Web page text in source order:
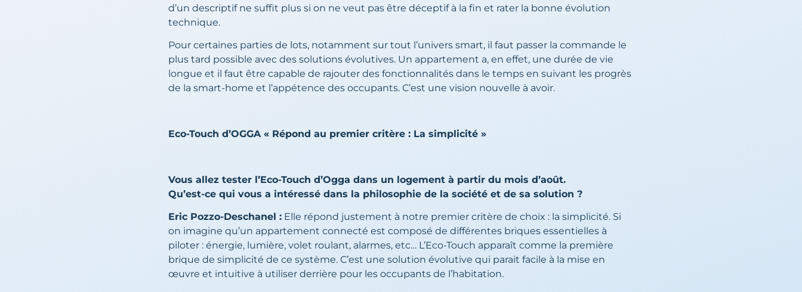
d’un descriptif ne suffit plus si on ne veut pas être déceptif à la fin et rater la bonne évolution
technique.
Pour certaines parties de lots, notamment sur tout l’univers smart, il faut passer la commande le
plus tard possible avec des solutions évolutives. Un appartement a, en effet, une durée de vie
longue et il faut être capable de rajouter des fonctionnalités dans le temps en suivant les progrès
de la smart-home et l’appétence des occupants. C’est une vision nouvelle à avoir.
Eco-Touch d’OGGA « Répond au premier critère : La simplicité »
Vous allez tester l’Eco-Touch d’Ogga dans un logement à partir du mois d’août.
Qu’est-ce qui vous a intéressé dans la philosophie de la société et de sa solution ?
Eric Pozzo-Deschanel : Elle répond justement à notre premier critère de choix : la simplicité. Si
on imagine qu’un appartement connecté est composé de différentes briques essentielles à
piloter : énergie, lumière, volet roulant, alarmes, etc… L’Eco-Touch apparaît comme la première
brique de simplicité de ce système. C’est une solution évolutive qui parait facile à la mise en
œuvre et intuitive à utiliser derrière pour les occupants de l’habitation.